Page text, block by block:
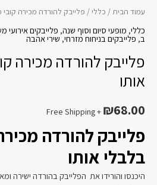
עמוד הבית/ כללי/ פלייבק להורדה מכירה קובי
כללי, מופעי סיום וסוף שנה, פלייבקים
ב, פלייבקים בניחוח מזרחי,שירי אהבה
פלייבק להורדה מכירה
אותו
₪68.00
+ Free Shipping
פלייבק להורדה
בלבלי אותו
היכנסו והורידו את הפלייבק בהורדה ישירה